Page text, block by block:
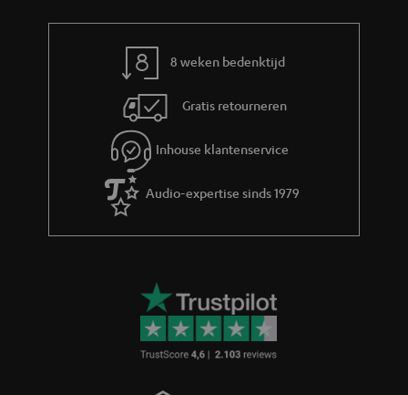
8 weken bedenktijd
Gratis retourneren
Inhouse klantenservice
Audio-expertise sinds 1979